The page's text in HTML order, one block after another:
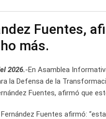
Fuentes,
más.
2026.-En Asamblea
la Defensa de la
Fuentes, afirmó que
Fuentes afirmó: